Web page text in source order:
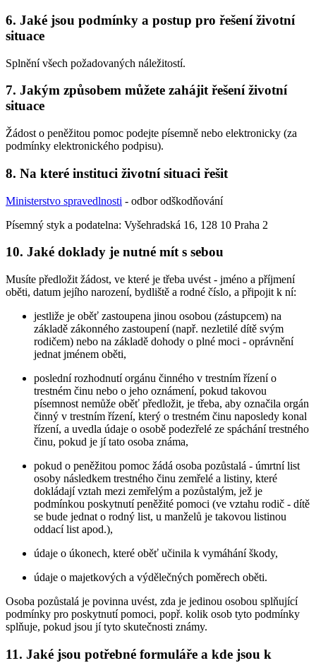
6. Jaké jsou podmínky a postup pro řešení životní
situace
Splnění všech požadovaných náležitostí.
7. Jakým způsobem můžete zahájit řešení životní
situace
Žádost o peněžitou pomoc podejte písemně nebo elektronicky (za
podmínky elektronického podpisu).
8. Na které instituci životní situaci řešit
Ministerstvo spravedlnosti - odbor odškodňování
Písemný styk a podatelna: Vyšehradská 16, 128 10 Praha 2
10. Jaké doklady je nutné mít s sebou
Musíte předložit žádost, ve které je třeba uvést - jméno a příjmení
oběti, datum jejího narození, bydliště a rodné číslo, a připojit k ní:
jestliže je oběť zastoupena jinou osobou (zástupcem) na
základě zákonného zastoupení (např. nezletilé dítě svým
rodičem) nebo na základě dohody o plné moci - oprávnění
jednat jménem oběti,
poslední rozhodnutí orgánu činného v trestním řízení o
trestném činu nebo o jeho oznámení, pokud takovou
písemnost nemůže oběť předložit, je třeba, aby označila orgán
činný v trestním řízení, který o trestném činu naposledy konal
řízení, a uvedla údaje o osobě podezřelé ze spáchání trestného
činu, pokud je jí tato osoba známa,
pokud o peněžitou pomoc žádá osoba pozůstalá - úmrtní list
osoby následkem trestného činu zemřelé a listiny, které
dokládají vztah mezi zemřelým a pozůstalým, jež je
podmínkou poskytnutí peněžité pomoci (ve vztahu rodič - dítě
se bude jednat o rodný list, u manželů je takovou listinou
oddací list apod.),
údaje o úkonech, které oběť učinila k vymáhání škody,
údaje o majetkových a výdělečných poměrech oběti.
Osoba pozůstalá je povinna uvést, zda je jedinou osobou splňující
podmínky pro poskytnutí pomoci, popř. kolik osob tyto podmínky
splňuje, pokud jsou jí tyto skutečnosti známy.
11. Jaké jsou potřebné formuláře a kde jsou k